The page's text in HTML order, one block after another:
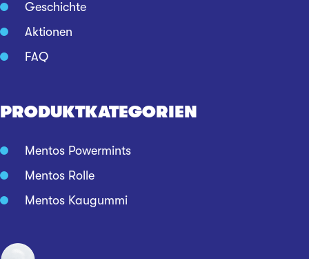
Geschichte
Aktionen
FAQ
PRODUKTKATEGORIEN
Mentos Powermints
Mentos Rolle
Mentos Kaugummi